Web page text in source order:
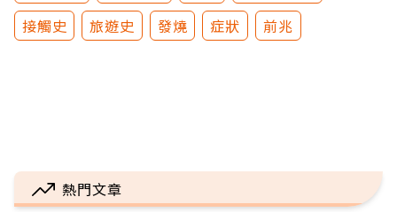
接觸史
旅遊史 發燒 症狀 前兆
熱門文章